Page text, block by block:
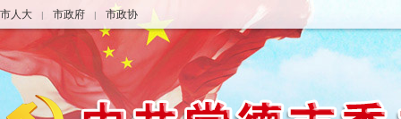
市人大 | 市政府 | 市政协